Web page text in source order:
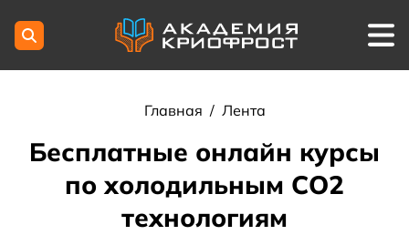
Главная / Лента
Бесплатные онлайн курсы
по холодильным СО2
технологиям